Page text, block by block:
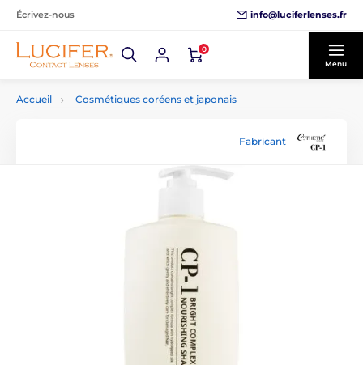
Écrivez-nous info@luciferlenses.fr
0
Menu
Accueil Cosmétiques coréens et japonais
Fabricant